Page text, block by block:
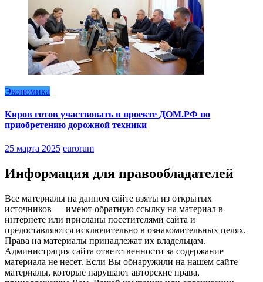
Экономика
Киров готов участвовать в проекте ДОМ.РФ по
приобретению дорожной техники
25 марта 2025 eurorum
Информация для правообладателей
Все материалы на данном сайте взяты из открытых
источников — имеют обратную ссылку на материал в
интернете или присланы посетителями сайта и
предоставляются исключительно в ознакомительных целях.
Права на материалы принадлежат их владельцам.
Администрация сайта ответственности за содержание
материала не несет. Если Вы обнаружили на нашем сайте
материалы, которые нарушают авторские права,